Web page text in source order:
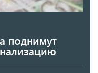
поднимут